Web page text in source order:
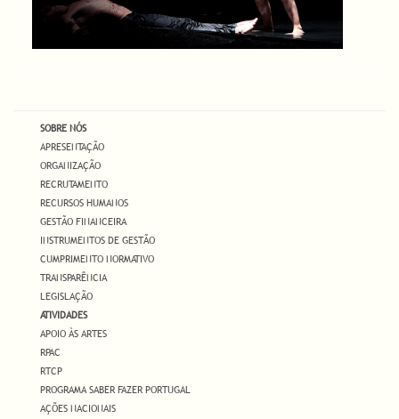
SOBRE NÓS
APRESENTAÇÃO
ORGANIZAÇÃO
RECRUTAMENTO
RECURSOS HUMANOS
GESTÃO FINANCEIRA
INSTRUMENTOS DE GESTÃO
CUMPRIMENTO NORMATIVO
TRANSPARÊNCIA
LEGISLAÇÃO
ATIVIDADES
APOIO ÀS ARTES
RPAC
RTCP
PROGRAMA SABER FAZER PORTUGAL
AÇÕES NACIONAIS